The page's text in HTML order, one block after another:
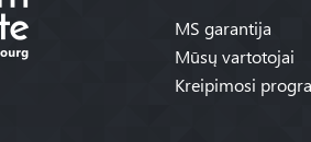
MS garantija
Mūsų vartotojai
Kreipimosi